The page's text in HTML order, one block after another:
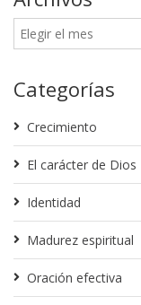
Categorías
Crecimiento
El carácter de Dios
Identidad
Madurez espiritual
Oración efectiva